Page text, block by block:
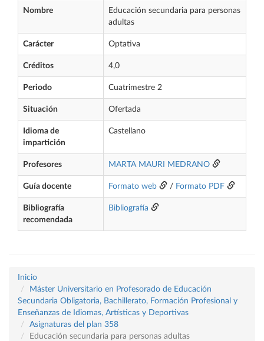
Nombre
Educación secundaria para personas
adultas
Carácter Optativa
Créditos 4,0
Periodo Cuatrimestre 2
Situación Ofertada
Idioma de
impartición
Castellano
Profesores MARTA MAURI MEDRANO
Guía docente Formato web / Formato PDF
Bibliografía
recomendada
Bibliografía
Inicio
Máster Universitario en Profesorado de Educación
Secundaria Obligatoria, Bachillerato, Formación Profesional y
Enseñanzas de Idiomas, Artísticas y Deportivas
Asignaturas del plan 358
Educación secundaria para personas adultas